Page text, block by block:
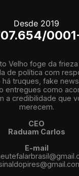
Desde 2019
Velho foge da
de política com
há truques, fake
entregues como
a credibilidade que
merecem.
CEO
Raduam Carlos
E-mail